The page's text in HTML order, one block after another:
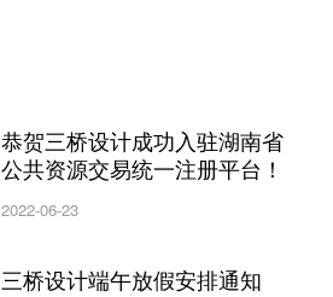
恭贺三桥设计成功入驻湖南省
公共资源交易统一注册平台！
2022-06-23
三桥设计端午放假安排通知